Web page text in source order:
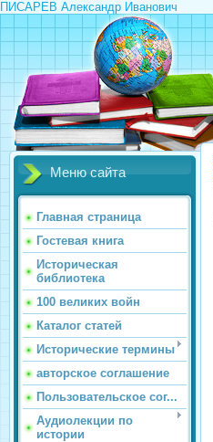
ПИСАРЕВ Александр Иванович
Меню сайта
Главная страница
Гостевая книга
Историческая
библиотека
100 великих войн
Каталог статей
Исторические термины
авторское соглашение
Пользовательское сог...
Аудиолекции по
истории